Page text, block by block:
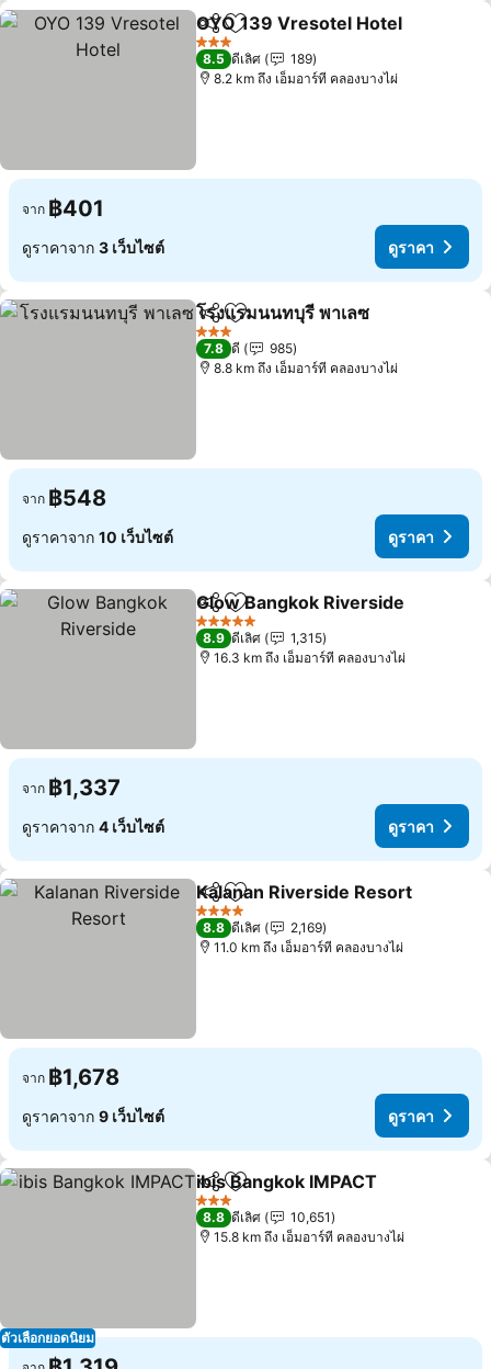
แชร์ เพิ่มในรายการโปรด
OYO 139 Vresotel Hotel
3 ดาว
8.5 ดีเลิศ
189
8.2 km ถึง เอ็มอาร์ที คลองบางไผ่
จาก ฿401
ดูราคาจาก 3 เว็บไซต์ ดูราคา
แชร์ เพิ่มในรายการโปรด
โรงแรมนนทบุรี พาเลซ
3 ดาว
7.8 ดี
985
8.8 km ถึง เอ็มอาร์ที คลองบางไผ่
จาก ฿548
ดูราคาจาก 10 เว็บไซต์ ดูราคา
แชร์ เพิ่มในรายการโปรด
Glow Bangkok Riverside
5 ดาว
8.9 ดีเลิศ
1,315
16.3 km ถึง เอ็มอาร์ที คลองบางไผ่
จาก ฿1,337
ดูราคาจาก 4 เว็บไซต์ ดูราคา
แชร์ เพิ่มในรายการโปรด
Kalanan Riverside Resort
4 ดาว
8.8 ดีเลิศ
2,169
11.0 km ถึง เอ็มอาร์ที คลองบางไผ่
จาก ฿1,678
ดูราคาจาก 9 เว็บไซต์ ดูราคา
ตัวเลือกยอดนิยม
แชร์ เพิ่มในรายการโปรด
ibis Bangkok IMPACT
3 ดาว
8.8 ดีเลิศ
10,651
15.8 km ถึง เอ็มอาร์ที คลองบางไผ่